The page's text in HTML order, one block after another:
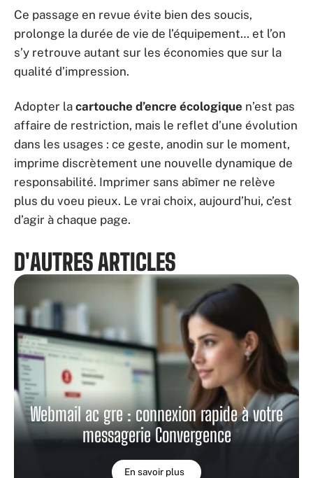
Ce passage en revue évite bien des soucis,
prolonge la durée de vie de l’équipement… et l’on
s’y retrouve autant sur les économies que sur la
qualité d’impression.
Adopter la cartouche d’encre écologique n’est pas
affaire de restriction, mais le reflet d’une évolution
dans les usages : ce geste, anodin sur le moment,
imprime discrètement une nouvelle dynamique de
responsabilité. Imprimer sans abîmer ne relève
plus du voeu pieux. Le vrai choix, aujourd’hui, c’est
d’agir à chaque page.
D'AUTRES ARTICLES
Webmail ac gre : connexion rapide à votre
messagerie Convergence
En savoir plus